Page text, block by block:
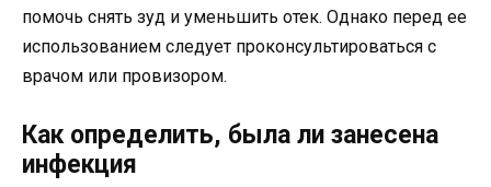
помочь снять зуд и уменьшить отек. Однако перед ее
использованием следует проконсультироваться с
врачом или провизором.
Как определить, была ли занесена
инфекция